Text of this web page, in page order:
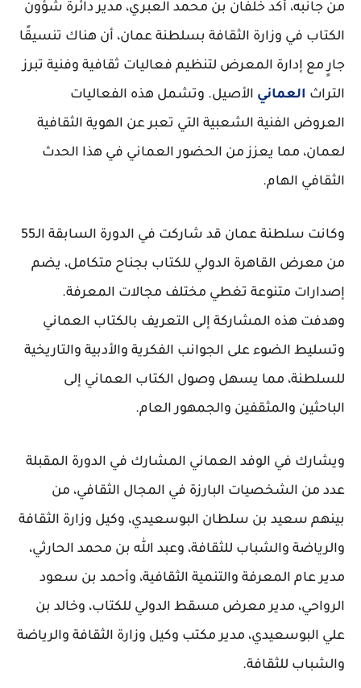
من جانبه، أكد خلفان بن محمد العبري، مدير دائرة شؤون
الكتاب في وزارة الثقافة بسلطنة عمان، أن هناك تنسيقًا
جارٍ مع إدارة المعرض لتنظيم فعاليات ثقافية وفنية تبرز
التراث العماني الأصيل. وتشمل هذه الفعاليات
العروض الفنية الشعبية التي تعبر عن الهوية الثقافية
لعمان، مما يعزز من الحضور العماني في هذا الحدث
الثقافي الهام.
وكانت سلطنة عمان قد شاركت في الدورة السابقة الـ55
من معرض القاهرة الدولي للكتاب بجناح متكامل، يضم
إصدارات متنوعة تغطي مختلف مجالات المعرفة.
وهدفت هذه المشاركة إلى التعريف بالكتاب العماني
وتسليط الضوء على الجوانب الفكرية والأدبية والتاريخية
للسلطنة، مما يسهل وصول الكتاب العماني إلى
الباحثين والمثقفين والجمهور العام.
ويشارك في الوفد العماني المشارك في الدورة المقبلة
عدد من الشخصيات البارزة في المجال الثقافي، من
بينهم سعيد بن سلطان البوسعيدي، وكيل وزارة الثقافة
والرياضة والشباب للثقافة، وعبد الله بن محمد الحارثي،
مدير عام المعرفة والتنمية الثقافية، وأحمد بن سعود
الرواحي، مدير معرض مسقط الدولي للكتاب، وخالد بن
علي البوسعيدي، مدير مكتب وكيل وزارة الثقافة والرياضة
والشباب للثقافة.